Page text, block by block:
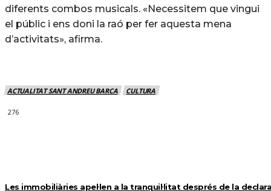
diferents combos musicals. «Necessitem que vingui
el públic i ens doni la raó per fer aquesta mena
d’activitats», afirma.
ACTUALITAT SANT ANDREU BARCA CULTURA
276
Les immobiliàries apel·len a la tranquil·litat després de la